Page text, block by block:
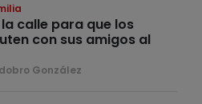
calle para que los
con sus amigos al
González